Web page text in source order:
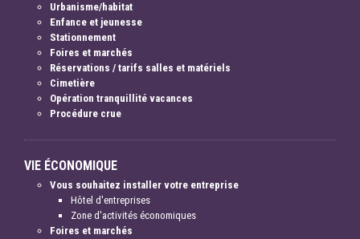
Urbanisme/habitat
Enfance et jeunesse
Stationnement
Foires et marchés
Réservations / tarifs salles et matériels
Cimetière
Opération tranquillité vacances
Procédure crue
VIE ÉCONOMIQUE
Vous souhaitez installer votre entreprise
Hôtel d'entreprises
Zone d'activités économiques
Foires et marchés